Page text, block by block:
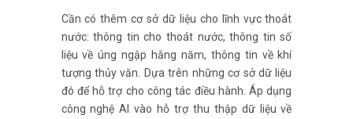
Cần có thêm cơ sở dữ liệu cho lĩnh vực thoát
nước: thông tin cho thoát nước, thông tin số
liệu về úng ngập hằng năm, thông tin về khí
tượng thủy văn. Dựa trên những cơ sở dữ liệu
đó để hỗ trợ cho công tác điều hành. Áp dụng
công nghệ AI vào hỗ trợ thu thập dữ liệu về